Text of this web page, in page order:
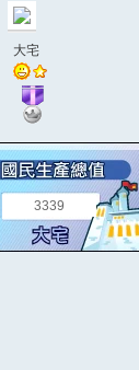
大宅
3339